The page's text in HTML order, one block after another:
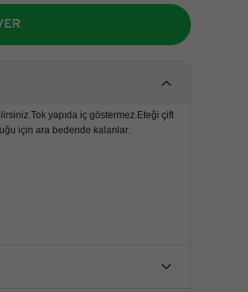
yapıda iç göstermez.Eteği çift
için ara bedende kalanlar: